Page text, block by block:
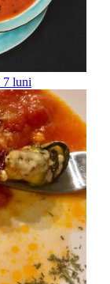
7 luni